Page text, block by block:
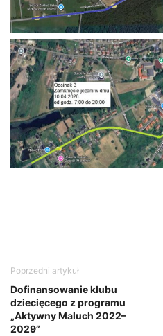
Poprzedni artykuł
Dofinansowanie klubu
dziecięcego z programu
„Aktywny Maluch 2022–
2029”